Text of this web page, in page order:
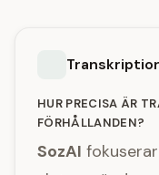
HUR PRECISA ÄR
FÖRHÅLLANDEN?
SozAI